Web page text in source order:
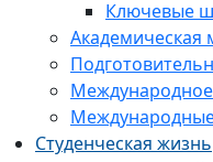
Ключевые
Академическая
Международное
Студенческая жизнь